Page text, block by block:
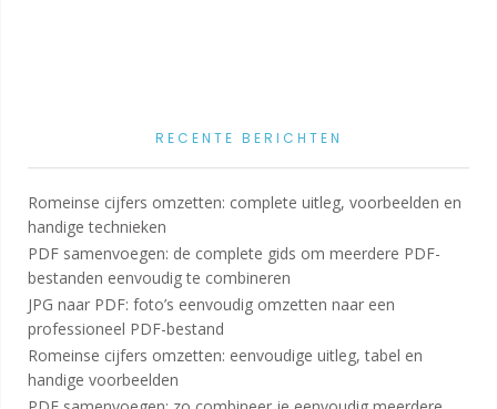
RECENTE BERICHTEN
Romeinse cijfers omzetten: complete uitleg, voorbeelden en
handige technieken
PDF samenvoegen: de complete gids om meerdere PDF-
bestanden eenvoudig te combineren
JPG naar PDF: foto’s eenvoudig omzetten naar een
professioneel PDF-bestand
Romeinse cijfers omzetten: eenvoudige uitleg, tabel en
handige voorbeelden